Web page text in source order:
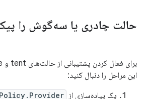
حالت چادری یا سه‌گوش را
این مراحل را دنبال کنید:
یک پیاده‌سازی از